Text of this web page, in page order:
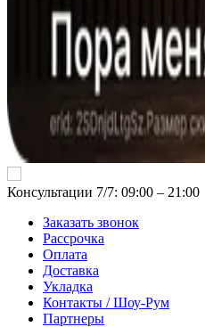
Консультации 7/7: 09:00 ‒ 21:00
Заказать звонок
Рассрочка
Оплата
Доставка
Укладка
Контакты / Шоу-Рум
Партнеры